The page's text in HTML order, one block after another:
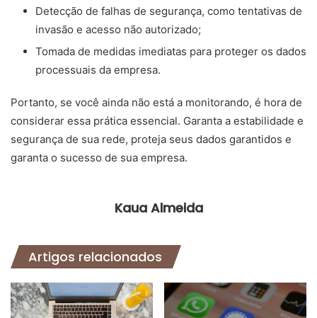
Detecção de falhas de segurança, como tentativas de
invasão e acesso não autorizado;
Tomada de medidas imediatas para proteger os dados
processuais da empresa.
Portanto, se você ainda não está a monitorando, é hora de
considerar essa prática essencial. Garanta a estabilidade e
segurança de sua rede, proteja seus dados garantidos e
garanta o sucesso de sua empresa.
Kaua Almeida
Artigos relacionados